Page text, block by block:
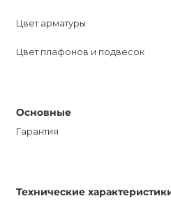
поднимет настроение и
Цвет арматуры
Цвет плафонов и подвесок
Основные
Гарантия
Технические